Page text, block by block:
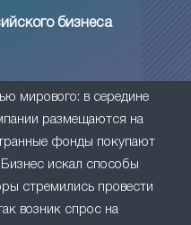
мирового: в середине
размещаются на
фонды покупают
искал способы
стремились провести
возник спрос на
бизнеса